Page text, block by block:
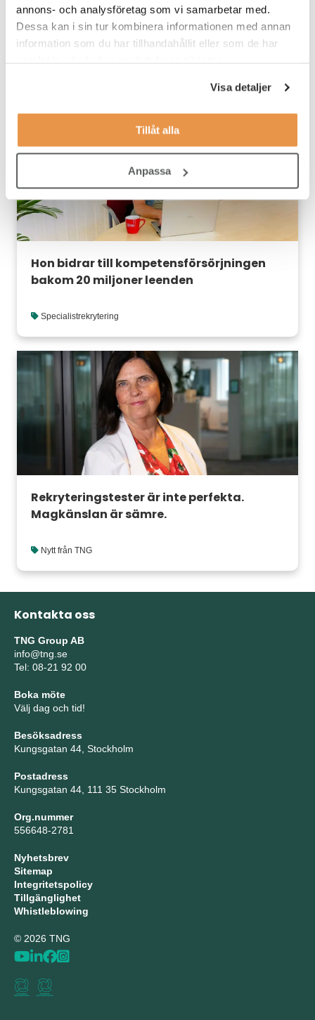
annons- och analysföretag som vi samarbetar med.
Dessa kan i sin tur kombinera informationen med annan
information som du har tillhandahållit eller som de har
Visa detaljer
Tillåt alla
Anpassa
Itaab hittade sin nästa VD – ett år av
höga krav och rätt beslut
Hon bidrar till kompetensförsörjningen
bakom 20 miljoner leenden
Specialistrekrytering
Rekryteringstester är inte perfekta.
Magkänslan är sämre.
Nytt från TNG
Kontakta oss
TNG Group AB
info@tng.se
Tel: 08-21 92 00
Boka möte
Välj dag och tid!
Besöksadress
Kungsgatan 44, Stockholm
Postadress
Kungsgatan 44, 111 35 Stockholm
Org.nummer
556648-2781
Nyhetsbrev
Sitemap
Integritetspolicy
Tillgänglighet
Whistleblowing
© 2026 TNG